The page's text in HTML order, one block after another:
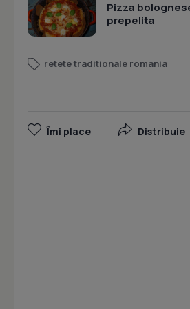
Pizza
prepelita
retete traditionale romania
Îmi place Distribuie